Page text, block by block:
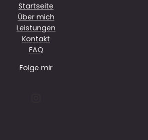
Startseite
Über mich
Leistungen
Kontakt
FAQ
Folge mir